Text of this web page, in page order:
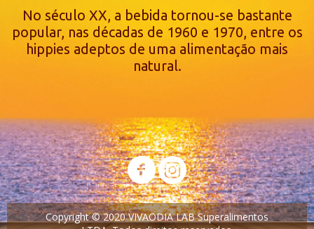
No século XX, a bebida tornou-se bastante
popular, nas décadas de 1960 e 1970, entre os
hippies adeptos de uma alimentação mais
natural.
Copyright © 2020 VIVAODIA LAB Superalimentos